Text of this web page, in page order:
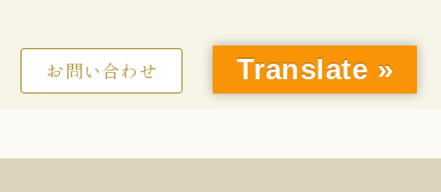
お問い合わせ Translate »